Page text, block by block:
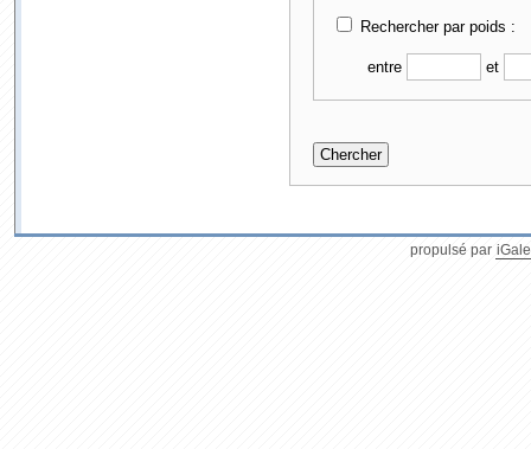
Rechercher par poids :
entre et
propulsé par